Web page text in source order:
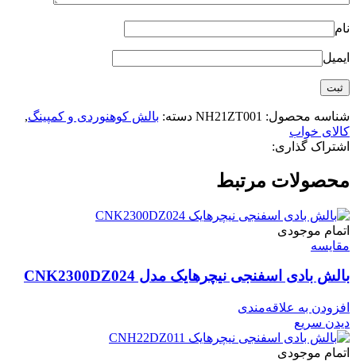
نام
ایمیل
شناسه محصول: NH21ZT001 دسته: بالش کوهنوردی و کمپینگ,
کالای خواب
اشتراک گذاری:
محصولات مرتبط
اتمام موجودی
مقایسه
بالش بادی اسفنجی نیچرهایک مدل CNK2300DZ024
افزودن به علاقه‌مندی
دیدن سریع
اتمام موجودی